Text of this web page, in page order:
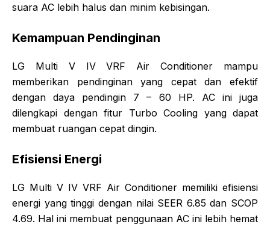
suara AC lebih halus dan minim kebisingan.
Kemampuan Pendinginan
LG Multi V IV VRF Air Conditioner mampu
memberikan pendinginan yang cepat dan efektif
dengan daya pendingin 7 – 60 HP. AC ini juga
dilengkapi dengan fitur Turbo Cooling yang dapat
membuat ruangan cepat dingin.
Efisiensi Energi
LG Multi V IV VRF Air Conditioner memiliki efisiensi
energi yang tinggi dengan nilai SEER 6.85 dan SCOP
4.69. Hal ini membuat penggunaan AC ini lebih hemat